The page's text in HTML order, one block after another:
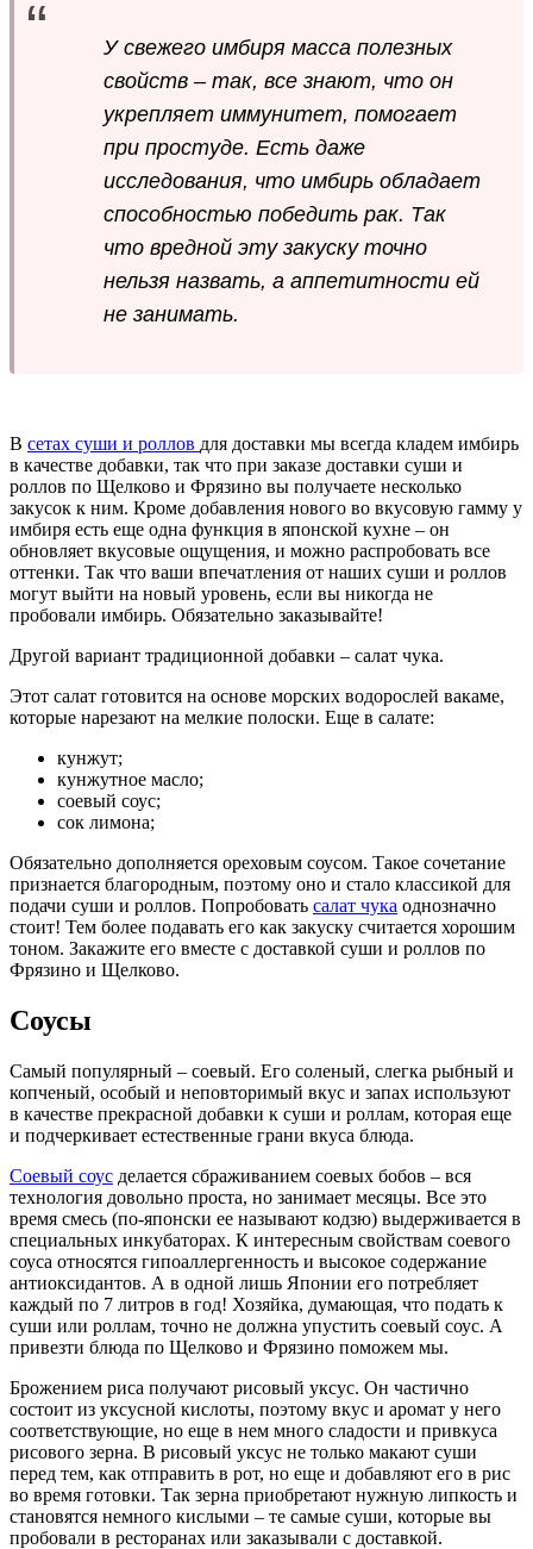
У свежего имбиря масса полезных
свойств – так, все знают, что он
укрепляет иммунитет, помогает
при простуде. Есть даже
исследования, что имбирь обладает
способностью победить рак. Так
что вредной эту закуску точно
нельзя назвать, а аппетитности ей
не занимать.
В сетах суши и роллов для доставки мы всегда кладем имбирь
в качестве добавки, так что при заказе доставки суши и
роллов по Щелково и Фрязино вы получаете несколько
закусок к ним. Кроме добавления нового во вкусовую гамму у
имбиря есть еще одна функция в японской кухне – он
обновляет вкусовые ощущения, и можно распробовать все
оттенки. Так что ваши впечатления от наших суши и роллов
могут выйти на новый уровень, если вы никогда не
пробовали имбирь. Обязательно заказывайте!
Другой вариант традиционной добавки – салат чука.
Этот салат готовится на основе морских водорослей вакаме,
которые нарезают на мелкие полоски. Еще в салате:
кунжут;
кунжутное масло;
соевый соус;
сок лимона;
Обязательно дополняется ореховым соусом. Такое сочетание
признается благородным, поэтому оно и стало классикой для
подачи суши и роллов. Попробовать салат чука однозначно
стоит! Тем более подавать его как закуску считается хорошим
тоном. Закажите его вместе с доставкой суши и роллов по
Фрязино и Щелково.
Соусы
Самый популярный – соевый. Его соленый, слегка рыбный и
копченый, особый и неповторимый вкус и запах используют
в качестве прекрасной добавки к суши и роллам, которая еще
и подчеркивает естественные грани вкуса блюда.
Соевый соус делается сбраживанием соевых бобов – вся
технология довольно проста, но занимает месяцы. Все это
время смесь (по-японски ее называют кодзю) выдерживается в
специальных инкубаторах. К интересным свойствам соевого
соуса относятся гипоаллергенность и высокое содержание
антиоксидантов. А в одной лишь Японии его потребляет
каждый по 7 литров в год! Хозяйка, думающая, что подать к
суши или роллам, точно не должна упустить соевый соус. А
привезти блюда по Щелково и Фрязино поможем мы.
Брожением риса получают рисовый уксус. Он частично
состоит из уксусной кислоты, поэтому вкус и аромат у него
соответствующие, но еще в нем много сладости и привкуса
рисового зерна. В рисовый уксус не только макают суши
перед тем, как отправить в рот, но еще и добавляют его в рис
во время готовки. Так зерна приобретают нужную липкость и
становятся немного кислыми – те самые суши, которые вы
пробовали в ресторанах или заказывали с доставкой.